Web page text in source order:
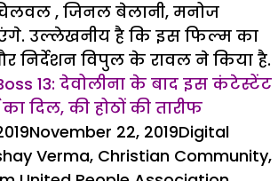
, जिनल बेलानी, मनोज
उल्लेखनीय है कि इस फिल्म का
निर्देशन विपुल के रावल ने किया है.
13: देवोलीना के बाद इस कंटेस्टेंट
दिल, की होठों की तारीफ
November 22, 2019Author
Digital
Verma, Christian Community,